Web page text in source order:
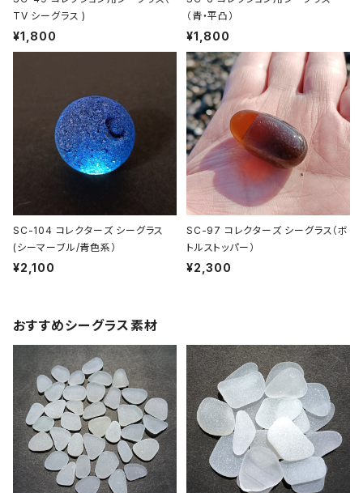
TV シーグラス )
¥1,800
（青・平凸）
¥1,800
SC-104 コレクターズ シーグラス
(シーマーブル/青色系）
¥2,100
SC-97 コレクターズ シーグラス（ボ
トルストッパー）
¥2,300
おすすめシーグラス素材